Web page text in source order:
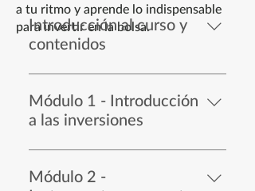
a tu ritmo y aprende lo indispensable
para invertir en la bolsa.
Introducción al curso y
contenidos
Introducción al Curso y Contenido
Módulo 1 - Introducción
a las inversiones
Ahorro e Inversión 🎥 Inversiones
vs. Emprendimientos 🎥 Conceptos
Módulo 2 -